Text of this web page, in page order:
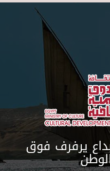
Skip to main content
يرفرف فوق